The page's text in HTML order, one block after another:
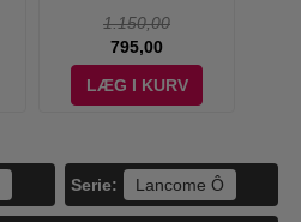
1.150,00
795,00
LÆG I KURV
Serie: Lancome Ô